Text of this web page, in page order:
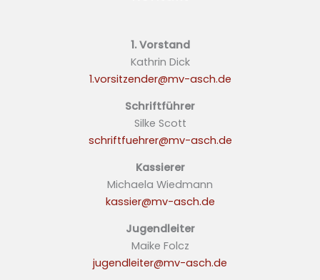
1. Vorstand
Kathrin Dick
1.vorsitzender@mv-asch.de
Schriftführer
Silke Scott
schriftfuehrer@mv-asch.de
Kassierer
Michaela Wiedmann
kassier@mv-asch.de
Jugendleiter
Maike Folcz
jugendleiter@mv-asch.de